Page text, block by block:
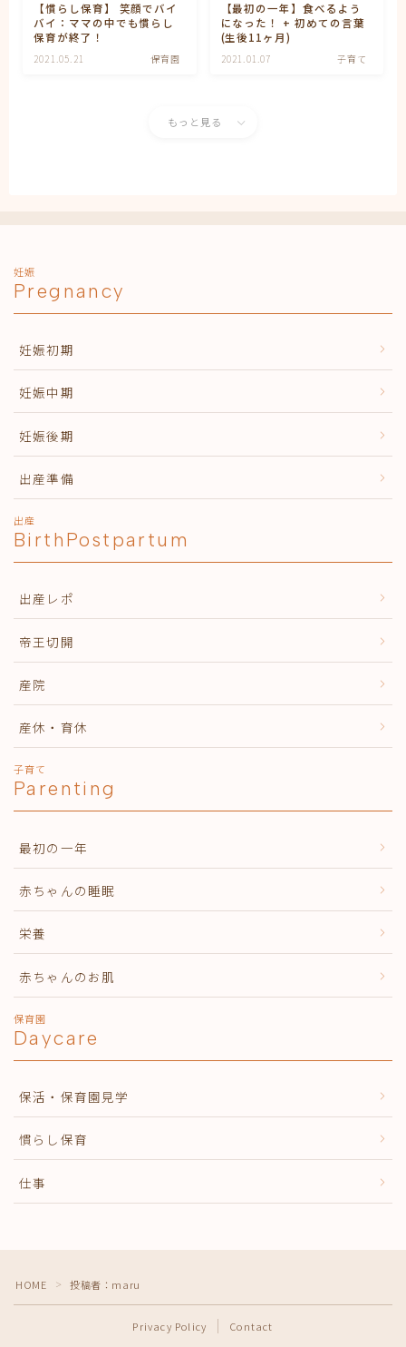
【慣らし保育】 笑顔でバイ
バイ：ママの中でも慣らし
保育が終了！
2021.05.21 保育園
【最初の一年】食べるよう
になった！ + 初めての言葉
(生後11ヶ月)
2021.01.07 子育て
もっと見る
妊娠
Pregnancy
妊娠初期
妊娠中期
妊娠後期
出産準備
出産
BirthPostpartum
出産レポ
帝王切開
産院
産休・育休
子育て
Parenting
最初の一年
赤ちゃんの睡眠
栄養
赤ちゃんのお肌
保育園
Daycare
保活・保育園見学
慣らし保育
仕事
HOME ＞ 投稿者：maru
Privacy Policy Contact